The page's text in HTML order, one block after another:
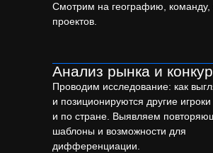
Смотрим на географию, команду,
проектов.
Анализ рынка и
Проводим исследование: как
и позиционируются другие
и по стране. Выявляем
шаблоны и возможности для
дифференциации.